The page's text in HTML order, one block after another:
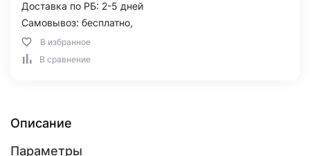
Доставка по РБ: 2-5 дней
Самовывоз: бесплатно,
В избранное
В сравнение
Описание
Параметры